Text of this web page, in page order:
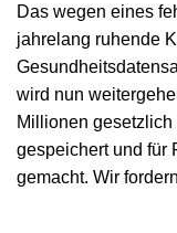
Das wegen eines
jahrelang ruhende
wird nun
Millionen gesetzlich
gespeichert und für
gemacht. Wir